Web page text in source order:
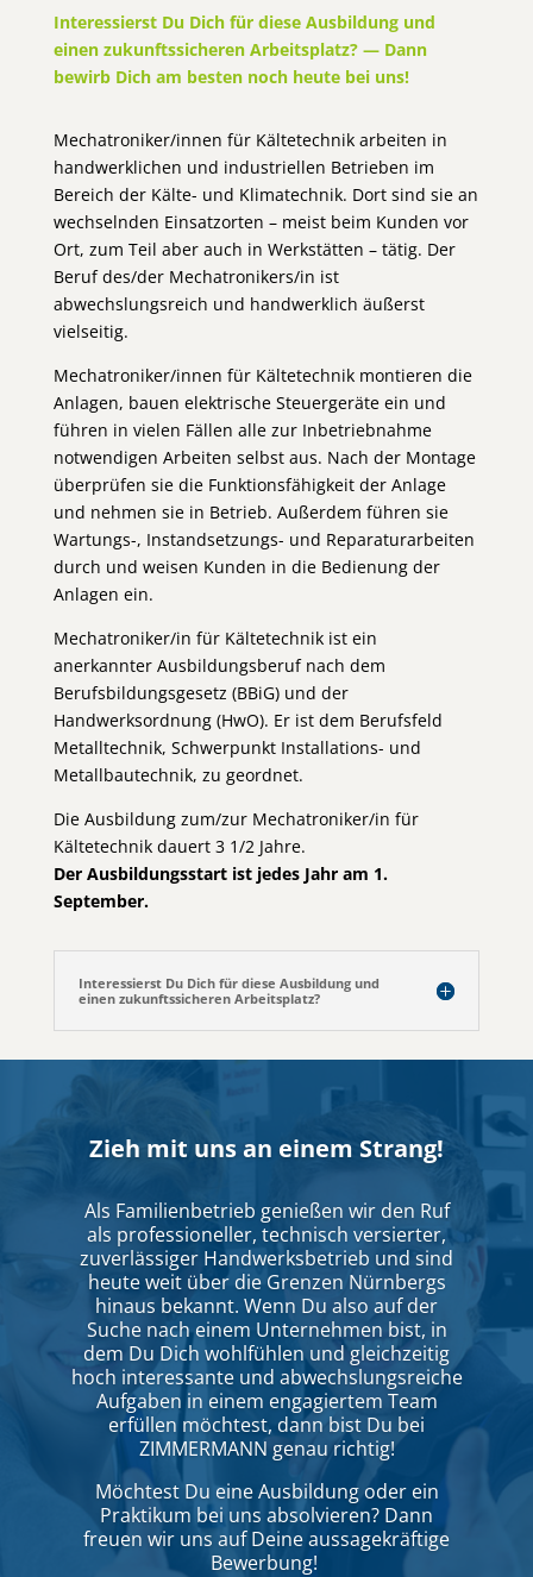
Interessierst Du Dich für diese Ausbildung und
einen zukunftssicheren Arbeitsplatz? — Dann
bewirb Dich am besten noch heute bei uns!
Mechatroniker/innen für Kältetechnik arbeiten in
handwerklichen und industriellen Betrieben im
Bereich der Kälte- und Klimatechnik. Dort sind sie an
wechselnden Einsatzorten – meist beim Kunden vor
Ort, zum Teil aber auch in Werkstätten – tätig. Der
Beruf des/der Mechatronikers/in ist
abwechslungsreich und handwerklich äußerst
vielseitig.
Mechatroniker/innen für Kältetechnik montieren die
Anlagen, bauen elektrische Steuergeräte ein und
führen in vielen Fällen alle zur Inbetriebnahme
notwendigen Arbeiten selbst aus. Nach der Montage
überprüfen sie die Funktionsfähigkeit der Anlage
und nehmen sie in Betrieb. Außerdem führen sie
Wartungs-, Instandsetzungs- und Reparaturarbeiten
durch und weisen Kunden in die Bedienung der
Anlagen ein.
Mechatroniker/in für Kältetechnik ist ein
anerkannter Ausbildungsberuf nach dem
Berufsbildungsgesetz (BBiG) und der
Handwerksordnung (HwO). Er ist dem Berufsfeld
Metalltechnik, Schwerpunkt Installations- und
Metallbautechnik, zu geordnet.
Die Ausbildung zum/zur Mechatroniker/in für
Kältetechnik dauert 3 1/2 Jahre.
Der Ausbildungsstart ist jedes Jahr am 1.
September.
Interessierst Du Dich für diese Ausbildung und
einen zukunftssicheren Arbeitsplatz?
Zieh mit uns an einem Strang!
Als Familienbetrieb genießen wir den Ruf
als professioneller, technisch versierter,
zuverlässiger Handwerksbetrieb und sind
heute weit über die Grenzen Nürnbergs
hinaus bekannt. Wenn Du also auf der
Suche nach einem Unternehmen bist, in
dem Du Dich wohlfühlen und gleichzeitig
hoch interessante und abwechslungsreiche
Aufgaben in einem engagiertem Team
erfüllen möchtest, dann bist Du bei
ZIMMERMANN genau richtig!
Möchtest Du eine Ausbildung oder ein
Praktikum bei uns absolvieren? Dann
freuen wir uns auf Deine aussagekräftige
Bewerbung!